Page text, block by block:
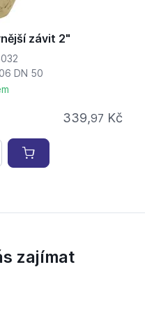
závit 2"
DN 50
339,97 Kč
zajímat